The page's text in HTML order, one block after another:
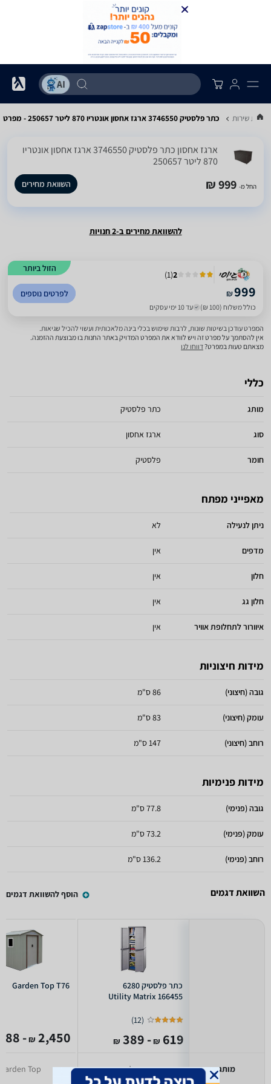
שירות כתר פלסטיק 3746550 ארגז אחסון אונטריו 870 ליטר 250657 - מפרט
‏ארגז אחסון ‏כתר פלסטיק 3746550 ארגז אחסון אונטריו
870 ליטר 250657
החל מ- 999 ₪ השוואת מחירים
להשוואת מחירים ב-2 חנויות
הזול ביותר
2
(
1
)
₪999
כולל משלוח (100 ₪) עד 10 ימי עסקים
לפרטים נוספים
המפרט עודכן בשיטות שונות, לרבות שימוש בכלי בינה מלאכותית ועשוי להכיל שגיאות.
אין להסתמך על מפרט זה ויש לוודא את המפרט המדויק באתר החנות בו מבוצעת ההזמנה.
מצאתם טעות במפרט?דווחו לנו
כללי
מותג כתר פלסטיק
סוג ארגז אחסון
חומר פלסטיק
מאפייני מפתח
ניתן לנעילה לא
מדפים אין
חלון אין
חלון גג אין
איוורור לתחלופת אוויר אין
מידות חיצוניות
גובה (חיצוני) 86 ס"מ
עומק (חיצוני) 83 ס"מ
רוחב (חיצוני) 147 ס"מ
מידות פנימיות
גובה (פנימי) 77.8 ס"מ
עומק (פנימי) 73.2 ס"מ
רוחב (פנימי) 136.2 ס"מ
השוואת דגמים הוסף להשוואת דגמים
מותג
כתר פלסטיק 6280
166455 Utility Matrix
(
12
)
619
₪
- 389
₪
כתר פלסטיק
Garden Top T76
2,450
₪
- 1,088
Garden Top